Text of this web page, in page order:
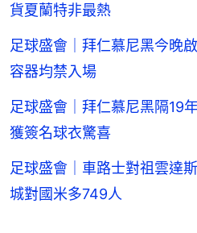
貨夏蘭特非最熱
足球盛會｜拜仁慕尼黑今晚
容器均禁入場
足球盛會｜拜仁慕尼黑隔19
獲簽名球衣驚喜
足球盛會｜車路士對祖雲
城對國米多749人